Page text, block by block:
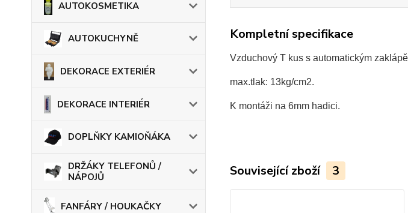
AUTOKOSMETIKA
AUTOKUCHYNĚ
DEKORACE EXTERIÉR
DEKORACE INTERIÉR
DOPLŇKY KAMIOŇÁKA
DRŽÁKY TELEFONŮ /
NÁPOJŮ
FANFÁRY / HOUKAČKY
Kompletní specifikace
Vzduchový T kus s automatickým
max.tlak: 13kg/cm2.
K montáži na 6mm hadici.
Související zboží 3